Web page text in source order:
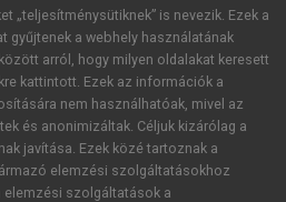
munkafolyamatai
is rögzítettek (ISO
work in support of
– Part 1: Fundamentals of
). A legfrissebb
terminográfiai
a „hagyományos”
„teljesítménysütiknek” is nevezik. Ezek a
gyűjtenek a webhely használatának
arról, hogy milyen oldalakat keresett
kattintott. Ezek az információk a
nem használhatóak, mivel az
és anonimizáltak. Céljuk kizárólag a
javítása. Ezek közé tartoznak a
elemzési szolgáltatásokhoz
elemzési szolgáltatások a